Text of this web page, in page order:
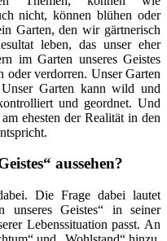
nicht, können blühen oder
Garten, den wir gärtnerisch
leben, das unser eher
im Garten unseres Geistes
oder verdorren. Unser Garten
Garten kann wild und
und geordnet. Und
ehesten der Realität in den
aussehen?
Die Frage dabei lautet
unseres Geistes“ in seiner
Lebenssituation passt. An